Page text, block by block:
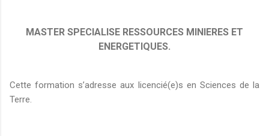
MASTER SPECIALISE RESSOURCES MINIERES ET
ENERGETIQUES.
Cette formation s’adresse aux licencié(e)s en Sciences de la
Terre.